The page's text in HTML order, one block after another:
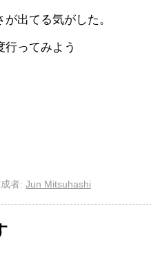
出てる気がした。
行ってみよう
者: Jun Mitsuhashi